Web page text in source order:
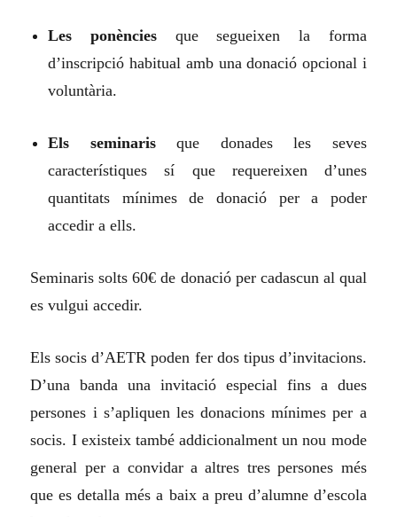
Les ponències que segueixen la forma
d’inscripció habitual amb una donació opcional i
voluntària.
Els seminarisque donades les seves
característiques sí que requereixen d’unes
quantitats mínimes de donació per a poder
accedir a ells.
Seminaris solts 60€ de donació per cadascun al qual
es vulgui accedir.
Els socis d’AETR poden fer dos tipus d’invitacions.
D’una banda una invitació especial fins a dues
persones i s’apliquen les donacions mínimes per a
socis. I existeix també addicionalment un nou mode
general per a convidar a altres tres persones més
que es detalla més a baix a preu d’alumne d’escola